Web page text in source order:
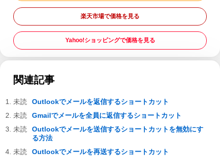
楽天市場で価格を見る
Yahoo!ショッピングで価格を見る
関連記事
Outlookでメールを返信するショートカット
Gmailでメールを全員に返信するショートカット
Outlookでメールを送信するショートカットを無効にす
る方法
Outlookでメールを再送するショートカット